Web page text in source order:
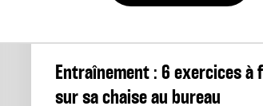
Entraînement : 6 exercices à
sur sa chaise au bureau